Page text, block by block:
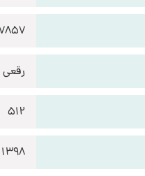
رقعی
512
1398